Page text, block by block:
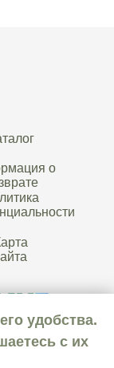
удобства.
с их
о